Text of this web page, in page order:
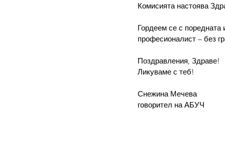
Комисията настоява
Гордеем се с
професионалист – без
Поздравления, Здраве!
Ликуваме с теб!
Снежина Мечева
говорител на АБУЧ